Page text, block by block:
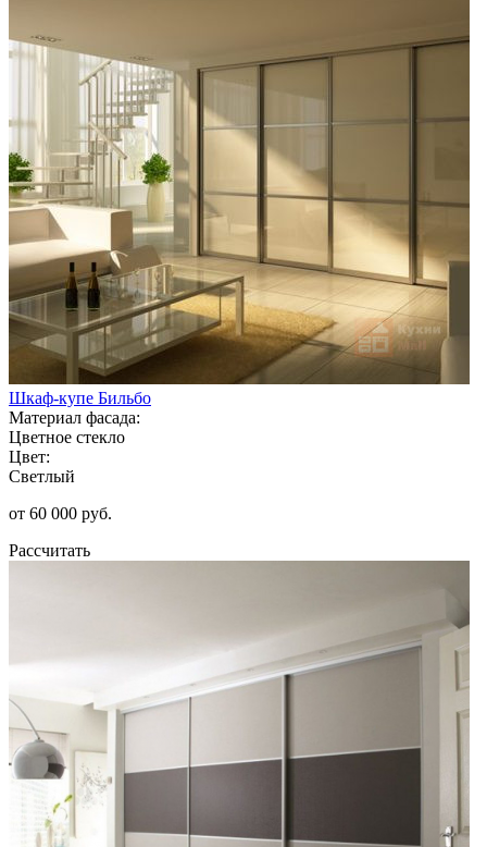
Шкаф-купе Бильбо
Материал фасада:
Цветное стекло
Цвет:
Светлый
от 60 000 руб.
Рассчитать